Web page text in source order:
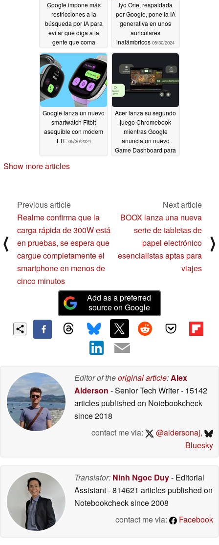
Google impone más
restricciones a la
búsqueda por IA para
evitar que diga a la
gente que coma
respuestas extrañas
05/31/2024
Iyo One, respaldada
por Google, pone la IA
generativa en unos
auriculares
inalámbricos 05/30/2024
Google lanza un nuevo
smartwatch Fitbit
asequible con módem
LTE 05/30/2024
Acer lanza su segundo
juego Chromebook
mientras Google
anuncia un nuevo
Game Dashboard para
Show more articles
⟨
Previous article
Realme confirma que la
carga rápida de 300W está
en pruebas, se espera que
cargue completamente el
smartphone en menos de
cinco minutos
Next article
BOOX lanza una nueva
serie de tabletas de
papel electrónico
esencialistas aptas para
viajes
⟩
Add as a preferred
source on Google
Editor of theoriginal article:Alex
Alderson - Senior Tech Writer- 15142
articles published on Notebookcheck
since 2018
contact me via:
@aldersonaj,
Bluesky
Translator: Ninh Ngoc Duy- Editorial
Assistant- 814621 articles published on
Notebookchecksince 2008
contact me via:
Facebook